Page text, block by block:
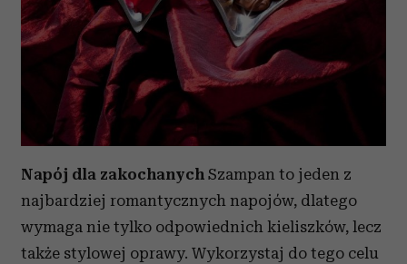
Napój dla zakochanych Szampan to jeden z
najbardziej romantycznych napojów, dlatego
wymaga nie tylko odpowiednich kieliszków, lecz
także stylowej oprawy. Wykorzystaj do tego celu